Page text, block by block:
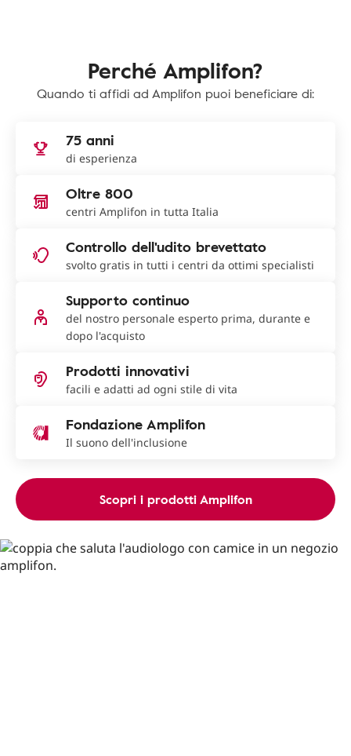
Perché Amplifon?
Quando ti affidi ad Amplifon puoi beneficiare di:
75 anni
di esperienza
Oltre 800
centri Amplifon in tutta Italia
Controllo dell'udito brevettato
svolto gratis in tutti i centri da ottimi specialisti
Supporto continuo
del nostro personale esperto prima, durante e
dopo l'acquisto
Prodotti innovativi
facili e adatti ad ogni stile di vita
Fondazione Amplifon
Il suono dell'inclusione
Scopri i prodotti Amplifon